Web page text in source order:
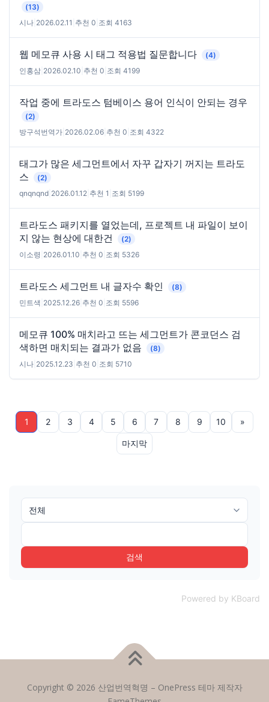
(13)
시나 2026.02.11 추천 0 조회 4163
웹 메모큐 사용 시 태그 적용법 질문합니다
(4)
인홍삼 2026.02.10 추천 0 조회 4199
작업 중에 트라도스 텀베이스 용어 인식이 안되는 경우
(2)
방구석번역가 2026.02.06 추천 0 조회 4322
태그가 많은 세그먼트에서 자꾸 갑자기 꺼지는 트라도
스
(2)
qnqnqnd 2026.01.12 추천 1 조회 5199
트라도스 패키지를 열었는데, 프로젝트 내 파일이 보이
지 않는 현상에 대한건
(2)
이소령 2026.01.10 추천 0 조회 5326
트라도스 세그먼트 내 글자수 확인
(8)
민트색 2025.12.26 추천 0 조회 5596
메모큐 100% 매치라고 뜨는 세그먼트가 콘코던스 검
색하면 매치되는 결과가 없음
(8)
시나 2025.12.23 추천 0 조회 5710
1 2 3 4 5 6 7 8 9 10 »
마지막
검색
Powered by KBoard
Copyright © 2026 산업번역혁명 – OnePress 테마 제작자